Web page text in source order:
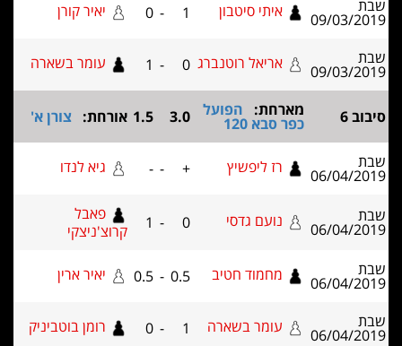
09/03/ איתי סיטבון 1
0 יאיר קורן
09/03/ אריאל רוטנברג 0
-
1 עומר בשארה
מארחת:הפועל
כפר סבא 120 3.0
1.5 אורחת:צורן א'
06/04/ רז ליפשיץ +
- גיא לנדו
06/04/ נועם גדסי 0
1
פאבל
קרוצ'ניצקי
06/04/ מחמוד חטיב 0.5
0.5 יאיר ארין
06/04/ עומר בשארה 1
0 רומן בוטביניק